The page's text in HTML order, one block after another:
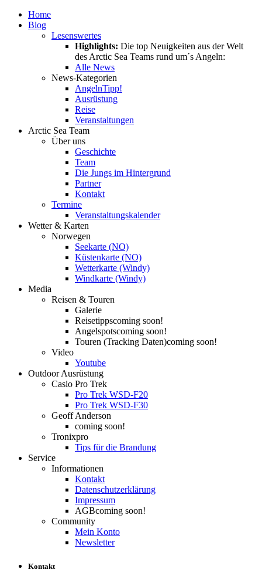
Home
Blog
Lesenswertes
Highlights: Die top Neuigkeiten aus der Welt
des Arctic Sea Teams rund um´s Angeln:
Alle News
News-Kategorien
AngelnTipp!
Ausrüstung
Reise
Veranstaltungen
Arctic Sea Team
Über uns
Geschichte
Team
Die Jungs im Hintergrund
Partner
Kontakt
Termine
Veranstaltungskalender
Wetter & Karten
Norwegen
Seekarte (NO)
Küstenkarte (NO)
Wetterkarte (Windy)
Windkarte (Windy)
Media
Reisen & Touren
Galerie
Reisetippscoming soon!
Angelspotscoming soon!
Touren (Tracking Daten)coming soon!
Video
Youtube
Outdoor Ausrüstung
Casio Pro Trek
Pro Trek WSD-F20
Pro Trek WSD-F30
Geoff Anderson
coming soon!
Tronixpro
Tips für die Brandung
Service
Informationen
Kontakt
Datenschutzerklärung
Impressum
AGBcoming soon!
Community
Mein Konto
Newsletter
Kontakt